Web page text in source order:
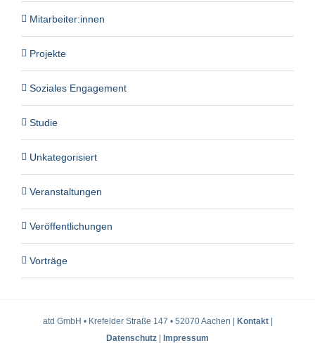
Mitarbeiter:innen
Projekte
Soziales Engagement
Studie
Unkategorisiert
Veranstaltungen
Veröffentlichungen
Vorträge
atd GmbH • Krefelder Straße 147 • 52070 Aachen | Kontakt|
Datenschutz | Impressum